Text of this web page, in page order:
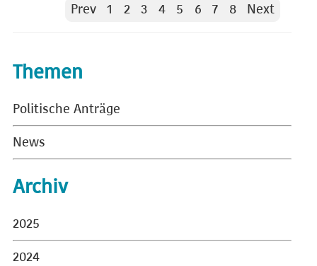
Prev 1 2 3 4 5 6 7 8 Next
Themen
Politische Anträge
News
Archiv
2025
2024